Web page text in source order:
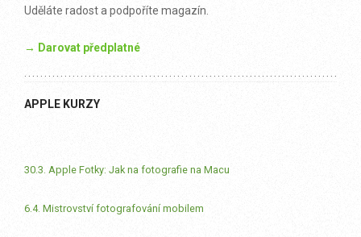
Uděláte radost a podpoříte magazín.
→ Darovat předplatné
APPLE KURZY
30.3. Apple Fotky: Jak na fotografie na Macu
6.4. Mistrovství fotografování mobilem